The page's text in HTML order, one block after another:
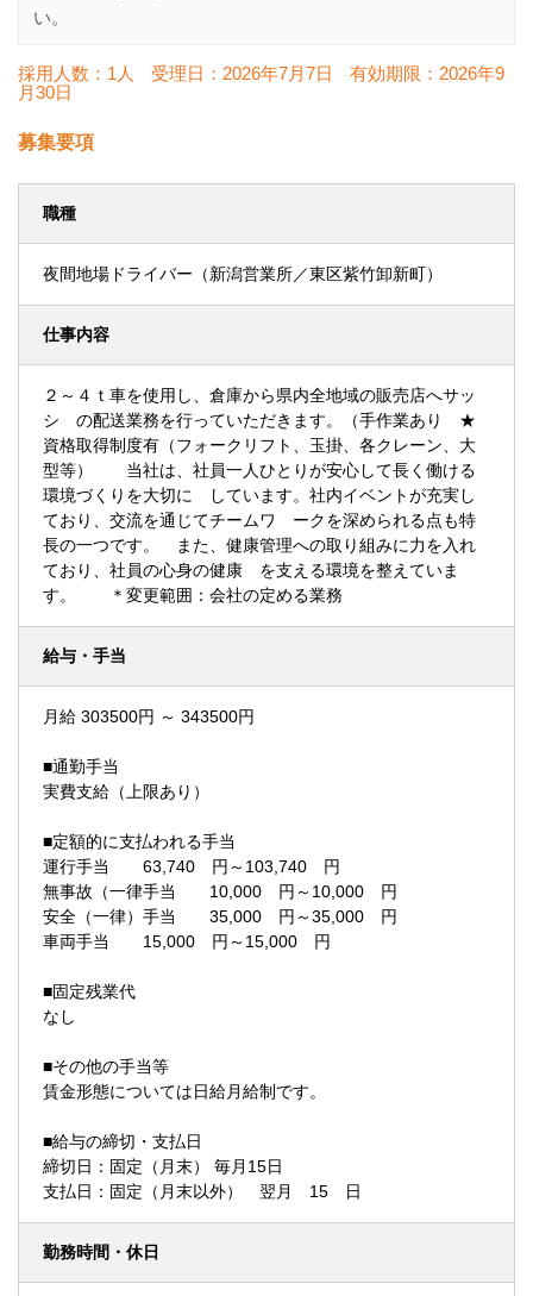
い。
採用人数：1人 受理日： 2026年7月7日 有効期限： 2026年9
月30日
募集要項
職種
夜間地場ドライバー（新潟営業所／東区紫竹卸新町）
仕事内容
２～４ｔ車を使用し、倉庫から県内全地域の販売店へサッ
シ の配送業務を行っていただきます。（手作業あり ★
資格取得制度有（フォークリフト、玉掛、各クレーン、大
型等） 当社は、社員一人ひとりが安心して長く働ける
環境づくりを大切に しています。社内イベントが充実し
ており、交流を通じてチームワ ークを深められる点も特
長の一つです。 また、健康管理への取り組みに力を入れ
ており、社員の心身の健康 を支える環境を整えていま
す。 ＊変更範囲：会社の定める業務
給与・手当
月給 303500円 ～ 343500円
■通勤手当
実費支給（上限あり）
■定額的に支払われる手当
運行手当 63,740 円～103,740 円
無事故（一律手当 10,000 円～10,000 円
安全（一律）手当 35,000 円～35,000 円
車両手当 15,000 円～15,000 円
■固定残業代
なし
■その他の手当等
賃金形態については日給月給制です。
■給与の締切・支払日
締切日：固定（月末） 毎月15日
支払日：固定（月末以外） 翌月 15 日
勤務時間・休日